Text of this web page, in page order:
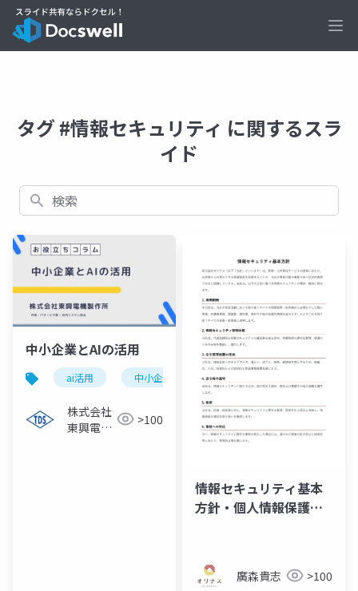
タグ #情報セキュリティ に関するスラ
イド
検索
中小企業とAIの活用
ai活用 中小企業 ローカルllm
株式会社
東興電機
>100
情報セキュリティ基本
方針・個人情報保護方
廣森貴志 >100